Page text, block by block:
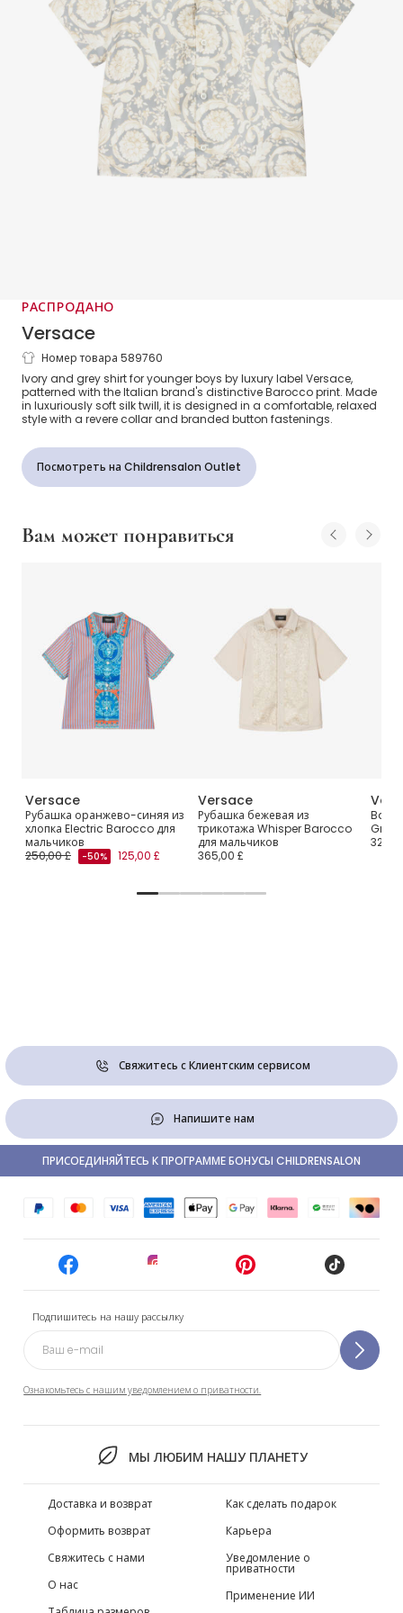
РАСПРОДАНО
Versace
Boys Ivory & Grey Silk Barocco Shirt
Номер товара 589760
Ivory and grey shirt for younger boys by luxury label Versace,
patterned with the Italian brand's distinctive Barocco print. Made
in luxuriously soft silk twill, it is designed in a comfortable, relaxed
style with a revere collar and branded button fastenings.
Посмотреть на Childrensalon Outlet
Вам может понравиться
Versace
Рубашка оранжево-синяя из
хлопка Electric Barocco для
мальчиков
250,00 £
-50% 125,00 £
Versace
Рубашка бежевая из
трикотажа Whisper Barocco
для мальчиков
365,00 £
Baby
Свяжитесь с Клиентским сервисом
Напишите нам
Подпишитесь на нашу рассылку
Ознакомьтесь с нашим уведомлением о приватности.
МЫ ЛЮБИМ НАШУ ПЛАНЕТУ
ПРИСОЕДИНЯЙТЕСЬ К ПРОГРАММЕ БОНУСЫ CHILDRENSALON
Доставка и возврат
Оформить возврат
Свяжитесь с нами
О нас
Как сделать подарок
Карьера
Уведомление о
приватности
Применение ИИ